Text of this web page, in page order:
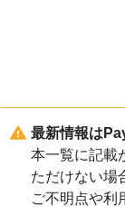
最新情報は
本一覧に記載
ただけない場
ご不明点や利